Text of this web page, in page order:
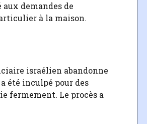
demandes de
à la maison.
israélien abandonne
été inculpé pour des
fermement. Le procès a